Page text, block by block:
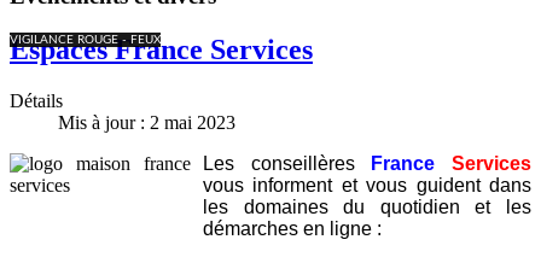
VIGILANCE ROUGE - FEUX
Espaces France Services
Détails
Mis à jour : 2 mai 2023
Les conseillèresFrance
Services
vous informent et vous guident dans
les domaines du quotidien et les
démarches en ligne :